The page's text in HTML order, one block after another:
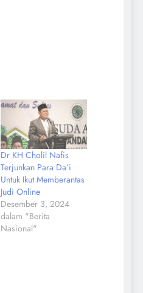
Dr KH Cholil Nafis
Terjunkan Para Da’i
Untuk Ikut Memberantas
Judi Online
Desember 3, 2024
dalam "Berita
Nasional"